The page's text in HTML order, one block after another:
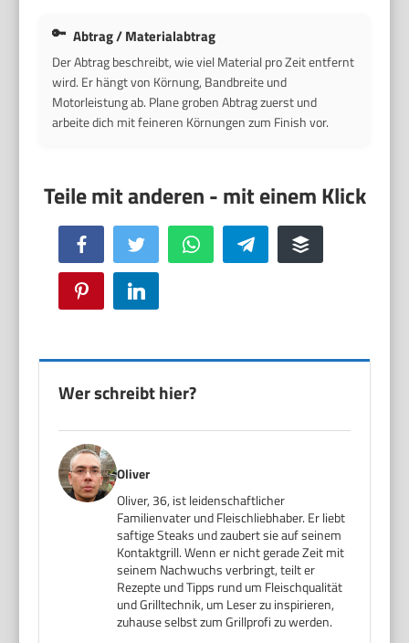
Abtrag / Materialabtrag
Der Abtrag beschreibt, wie viel Material pro Zeit entfernt
wird. Er hängt von Körnung, Bandbreite und
Motorleistung ab. Plane groben Abtrag zuerst und
arbeite dich mit feineren Körnungen zum Finish vor.
Facebook Twitter WhatsApp Telegram Buffer
Pinterest LinkedIn
Wer schreibt hier?
Oliver
Oliver, 36, ist leidenschaftlicher
Familienvater und Fleischliebhaber. Er liebt
saftige Steaks und zaubert sie auf seinem
Kontaktgrill. Wenn er nicht gerade Zeit mit
seinem Nachwuchs verbringt, teilt er
Rezepte und Tipps rund um Fleischqualität
und Grilltechnik, um Leser zu inspirieren,
zuhause selbst zum Grillprofi zu werden.